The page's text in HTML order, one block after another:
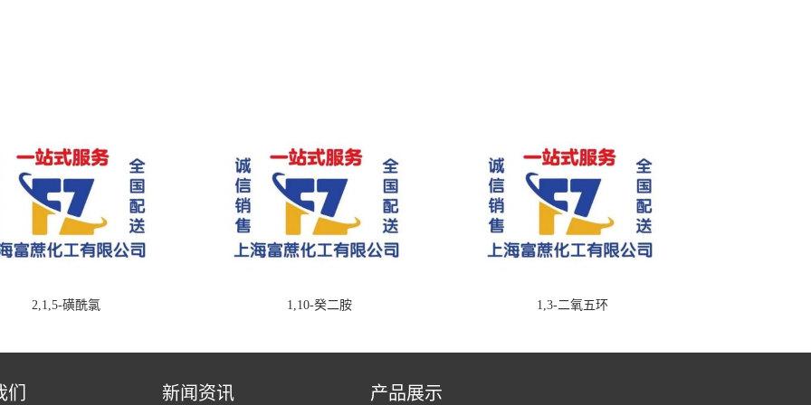
2,1,5-磺酰氯 1,10-癸二胺 1,3-二氧五环
新闻资讯 产品展示